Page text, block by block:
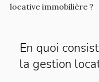
locative immobilière ?
En quoi
la gestion